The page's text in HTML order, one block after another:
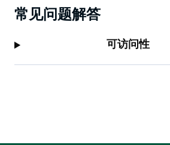
常见问题解答
可访问性